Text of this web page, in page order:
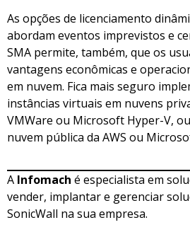
As opções de licenciamento
abordam eventos imprevistos e
SMA permite, também, que os
vantagens econômicas e
em nuvem. Fica mais seguro
instâncias virtuais em nuvens
VMWare ou Microsoft Hyper-V,
nuvem pública da AWS ou
A Infomach é especialista em
vender, implantar e gerenciar
SonicWall na sua empresa.